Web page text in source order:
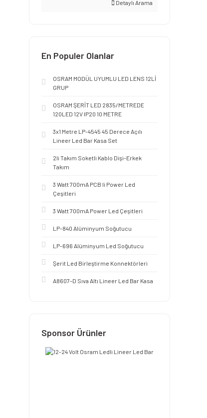
Detaylı Arama
En Populer Olanlar
OSRAM MODÜL UYUMLU LED LENS 12Lİ
GRUP
OSRAM ŞERİT LED 2835/METREDE
120LED 12V IP20 10 METRE
3x1 Metre LP-4545 45 Derece Açılı
Lineer Led Bar Kasa Set
2li Takım Soketli Kablo Dişi-Erkek
Takım
3 Watt 700mA PCB li Power Led
Çeşitleri
3 Watt 700mA Power Led Çeşitleri
LP-840 Alüminyum Soğutucu
LP-696 Alüminyum Led Soğutucu
Şerit Led Birleştirme Konnektörleri
A8607-D Sıva Altı Lineer Led Bar Kasa
Sponsor Ürünler